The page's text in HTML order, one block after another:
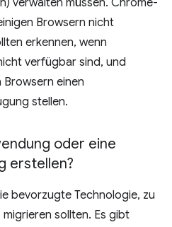
verwalten müssen. Chrome-
Browsern nicht
erkennen, wenn
verfügbar sind, und
Browsern einen
stellen.
oder eine
erstellen?
bevorzugte Technologie, zu
sollten. Es gibt